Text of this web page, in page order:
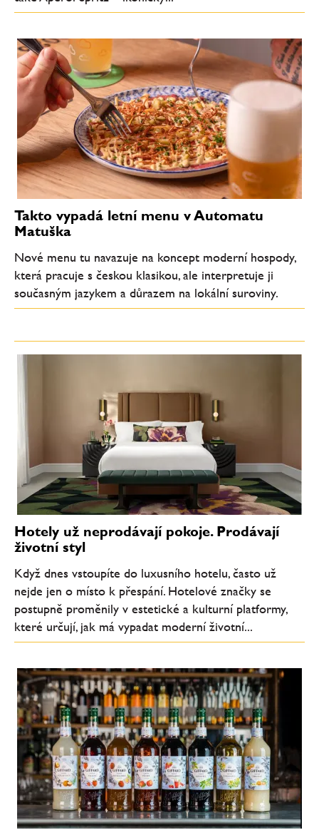
Takto vypadá letní menu v Automatu
Matuška
Nové menu tu navazuje na koncept moderní hospody,
která pracuje s českou klasikou, ale interpretuje ji
současným jazykem a důrazem na lokální suroviny.
Hotely už neprodávají pokoje. Prodávají
životní styl
Když dnes vstoupíte do luxusního hotelu, často už
nejde jen o místo k přespání. Hotelové značky se
postupně proměnily v estetické a kulturní platformy,
které určují, jak má vypadat moderní životní...